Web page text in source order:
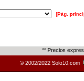
[Pág.
** Precios
© 2002/2022 Solo10.com